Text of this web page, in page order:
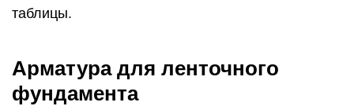
таблицы.
Арматура для ленточного
фундамента